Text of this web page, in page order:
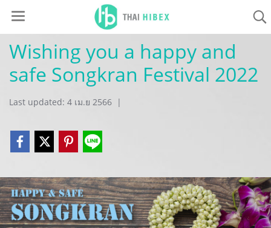
Wishing you a happy and
safe Songkran Festival 2022
Last updated: 4 เม.ย 2566 |